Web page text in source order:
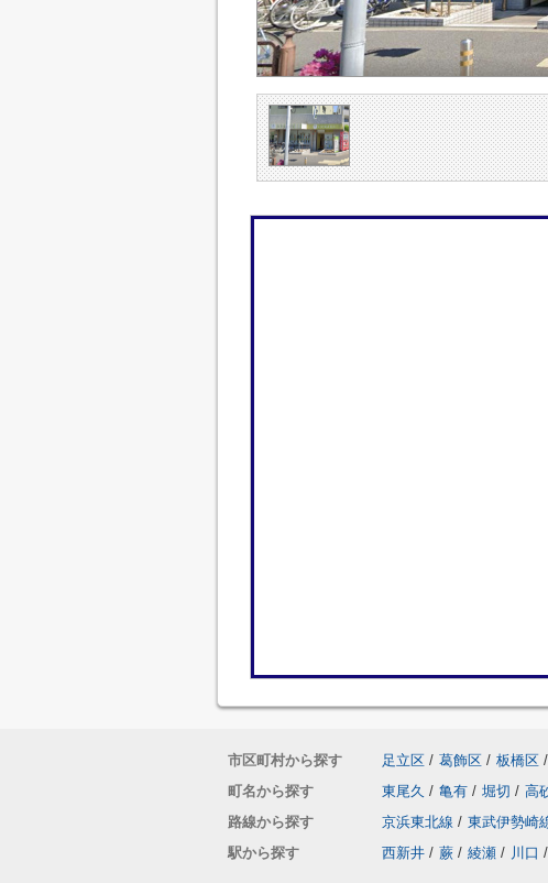
市区町村から探す 足立区 / 葛飾区 / 板橋区 /
町名から探す
東尾久 / 亀有 / 堀切 / 高
路線から探す
京浜東北線 / 東武伊勢崎
駅から探す
西新井 / 蕨 / 綾瀬 / 川口 /